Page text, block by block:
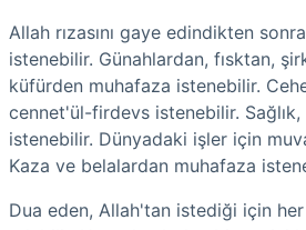
Allah rızasını gaye edindikten
istenebilir. Günahlardan, fısktan,
küfürden muhafaza istenebilir.
cennet'ül-firdevs istenebilir. Sağlık,
istenebilir. Dünyadaki işler için
Kaza ve belalardan muhafaza
Dua eden, Allah'tan istediği için